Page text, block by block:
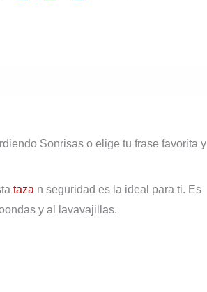
Sonrisas o elige tu frase favorita y
taza n seguridad es la ideal para ti. Es
y al lavavajillas.